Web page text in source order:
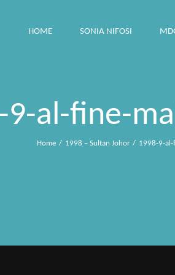
HOME SONIA NIFOSI
9-al-fine-
Home 1998 – Sultan Johor 1998-9-al-